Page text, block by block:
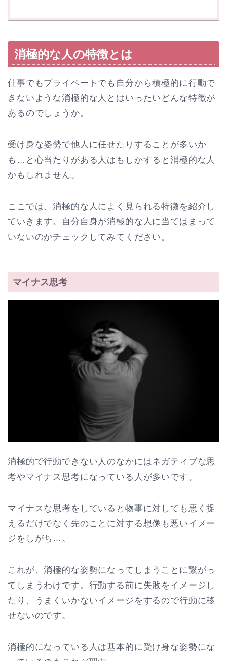
消極的な人の特徴とは
仕事でもプライベートでも自分から積極的に行動で
きないような消極的な人とはいったいどんな特徴が
あるのでしょうか。
受け身な姿勢で他人に任せたりすることが多いか
も…と心当たりがある人はもしかすると消極的な人
かもしれません。
ここでは、消極的な人によく見られる特徴を紹介し
ていきます。自分自身が消極的な人に当てはまって
いないのかチェックしてみてください。
マイナス思考
消極的で行動できない人のなかにはネガティブな思
考やマイナス思考になっている人が多いです。
マイナスな思考をしていると物事に対しても悪く捉
えるだけでなく先のことに対する想像も悪いイメー
ジをしがち…。
これが、消極的な姿勢になってしまうことに繋がっ
てしまうわけです。行動する前に失敗をイメージし
たり、うまくいかないイメージをするので行動に移
せないのです。
消極的になっている人は基本的に受け身な姿勢にな